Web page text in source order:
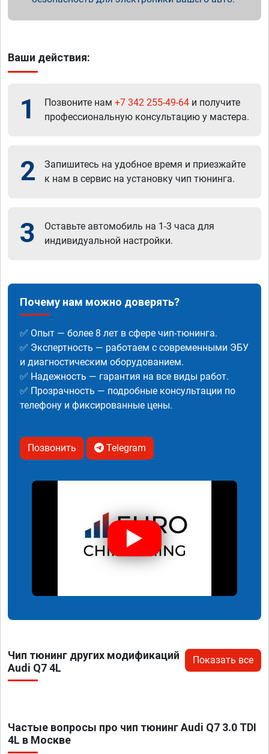
Ваши действия:
1 Позвоните нам +7 342 255-49-64 и получите
профессиональную консультацию у мастера.
2
Запишитесь на удобное время и приезжайте
к нам в сервис на установку чип тюнинга.
3
Оставьте автомобиль на 1-3 часа для
индивидуальной настройки.
Почему нам можно доверять?
✅ Опыт — более 8 лет в сфере чип-тюнинга.
✅ Экспертность — работаем с современными ЭБУ
и диагностическим оборудованием.
✅ Надежность — гарантия на все виды работ.
✅ Прозрачность — подробные консультации по
телефону и фиксированные цены.
Позвонить Telegram
Чип тюнинг других модификаций
Audi Q7 4L
Показать все
Частые вопросы про чип тюнинг Audi Q7 3.0 TDI
4L в Москве